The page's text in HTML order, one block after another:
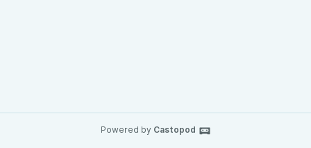
Powered by Castopod